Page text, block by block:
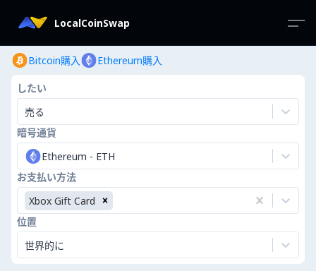
LocalCoinSwap
Bitcoin購入 Ethereum購入
したい
売る
暗号通貨
Ethereum - ETH
お支払い方法
Xbox Gift Card
位置
世界的に